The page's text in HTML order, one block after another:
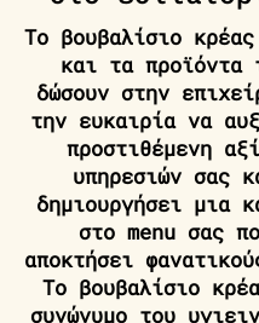
Το βουβαλίσιο
και τα προϊόντα
δώσουν στην
την ευκαιρία να
προστιθέμενη
υπηρεσιών σας
δημιουργήσει μια
στο menu σας
αποκτήσει
Το βουβαλίσιο
συνώνυμο του